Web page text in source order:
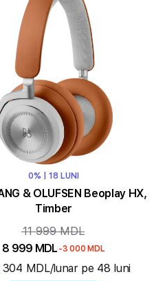
0% | 18 LUNI
& OLUFSEN Beoplay HX,
Timber
11 999 MDL
8 999 MDL -3 000 MDL
304 MDL/lunar pe 48 luni